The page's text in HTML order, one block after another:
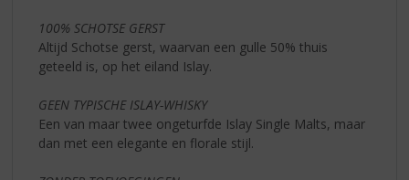
100% SCHOTSE GERST
Altijd Schotse gerst, waarvan een gulle 50% thuis
geteeld is, op het eiland Islay.
GEEN TYPISCHE ISLAY-WHISKY
Een van maar twee ongeturfde Islay Single Malts, maar
dan met een elegante en florale stijl.